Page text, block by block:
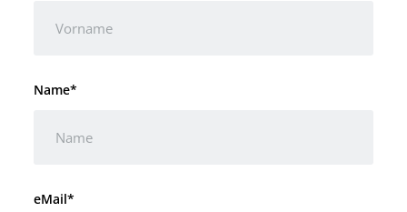
Name*
eMail*